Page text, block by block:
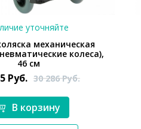
*}
уточняйте
механическая
колеса),
46 см
Руб. 30 286Руб.
В корзину